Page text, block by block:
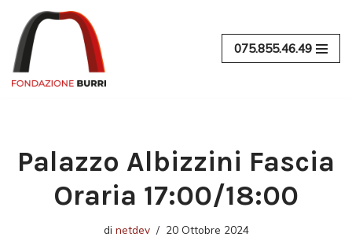
Vai
al
contenuto
075.855.46.49
Palazzo Albizzini Fascia
Oraria 17:00/18:00
di netdev 20 Ottobre 2024